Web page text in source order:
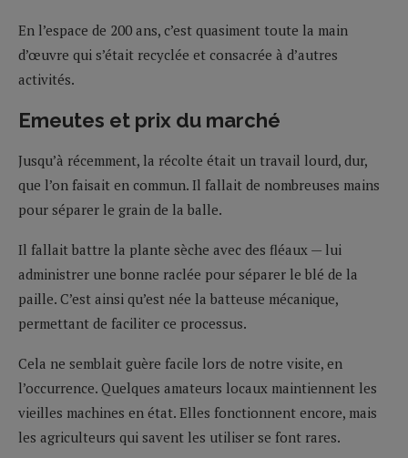
En l’espace de 200 ans, c’est quasiment toute la main
d’œuvre qui s’était recyclée et consacrée à d’autres
activités.
Emeutes et prix du marché
Jusqu’à récemment, la récolte était un travail lourd, dur,
que l’on faisait en commun. Il fallait de nombreuses mains
pour séparer le grain de la balle.
Il fallait battre la plante sèche avec des fléaux — lui
administrer une bonne raclée pour séparer le blé de la
paille. C’est ainsi qu’est née la batteuse mécanique,
permettant de faciliter ce processus.
Cela ne semblait guère facile lors de notre visite, en
l’occurrence. Quelques amateurs locaux maintiennent les
vieilles machines en état. Elles fonctionnent encore, mais
les agriculteurs qui savent les utiliser se font rares.